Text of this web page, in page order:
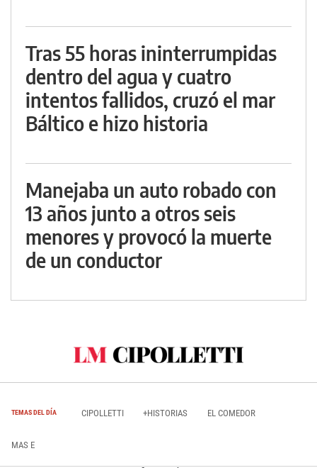
Tras 55 horas ininterrumpidas
dentro del agua y cuatro
intentos fallidos, cruzó el mar
Báltico e hizo historia
Manejaba un auto robado con
13 años junto a otros seis
menores y provocó la muerte
de un conductor
TEMAS DEL DÍA CIPOLLETTI +HISTORIAS EL COMEDOR
MAS E